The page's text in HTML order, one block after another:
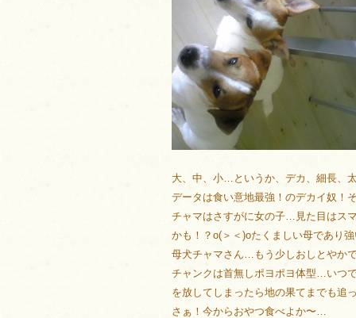
大、中、小…というか、デカ、細長、
データは食い意地最強！のデカイ奴！
チャマはさすがに女の子…見た目はス
かも！？o(＞＜)oたくましい母であり
母犬チャマさん…もう少しおしとやか
チャンクは首無しポヨポヨ体型…いつ
を放してしまったら地の果てまでも
さぁ！今からおやつ食べよか〜…